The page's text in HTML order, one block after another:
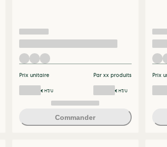
Prix unitaire
€ HT/U
Par xx produits
€ HT/U
Commander
Prix